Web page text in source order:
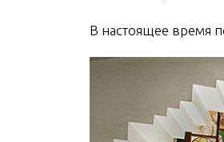
В настоящее время